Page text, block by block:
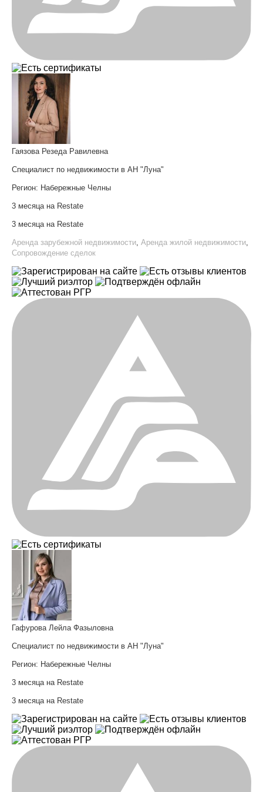
Гаязова Резеда Равилевна
Специалист по недвижимости в АН "Луна"
Регион: Набережные Челны
3 месяца на Restate
3 месяца на Restate
Аренда зарубежной недвижимости Аренда жилой недвижимости
Сопровождение сделок
Гафурова Лейла Фазыловна
Специалист по недвижимости в АН "Луна"
Регион: Набережные Челны
3 месяца на Restate
3 месяца на Restate